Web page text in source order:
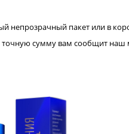
непрозрачный пакет или в
точную сумму вам сообщит наш